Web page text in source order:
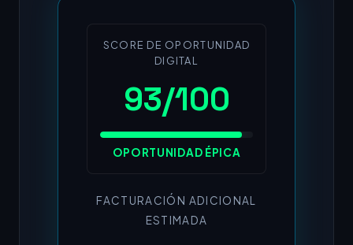
SCORE DE OPORTUNIDAD
DIGITAL
93/100
OPORTUNIDAD ÉPICA
FACTURACIÓN ADICIONAL
ESTIMADA